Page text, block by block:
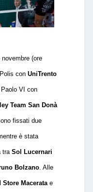
(ore
con UniTrento
VI con
Team San Donà
fissati due
è stata
tra Sol Lucernari
Bolzano. Alle
Store Maceratae